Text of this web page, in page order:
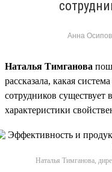
Анна
Наталья Тимганова
рассказала, какая
сотрудников существует
характеристики
Наталья Тимганова,